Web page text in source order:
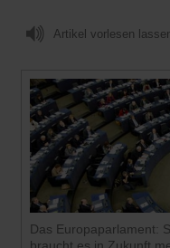
Artikel vorlesen
Das Europaparlament:
braucht es in Zukunft